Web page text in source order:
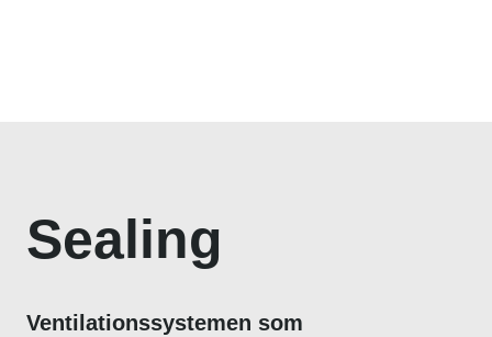
Sealing
Ventilationssystemen som